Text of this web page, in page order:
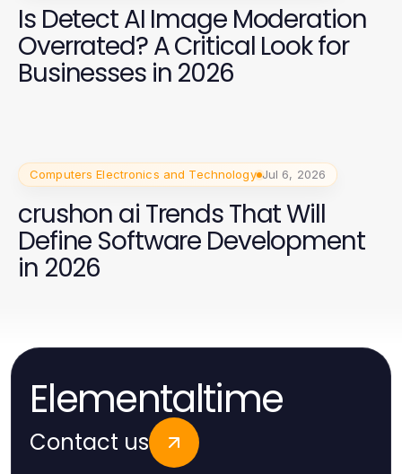
Is Detect AI Image Moderation
Overrated? A Critical Look for
Businesses in 2026
Computers Electronics and Technology Jul 6, 2026
crushon ai Trends That Will
Define Software Development
in 2026
Elementaltime
Contact us